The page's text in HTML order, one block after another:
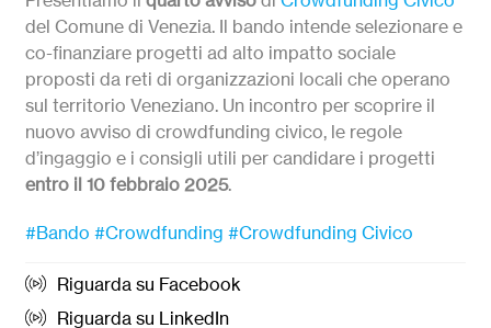
del Comune di Venezia. Il bando intende selezionare e
co-finanziare progetti ad alto impatto sociale
proposti da reti di organizzazioni locali che operano
sul territorio Veneziano. Un incontro per scoprire il
nuovo avviso di crowdfunding civico, le regole
d’ingaggio e i consigli utili per candidare i progetti
entro il 10 febbraio 2025.
#Bando #Crowdfunding #Crowdfunding Civico
Riguarda su Facebook
Riguarda su LinkedIn